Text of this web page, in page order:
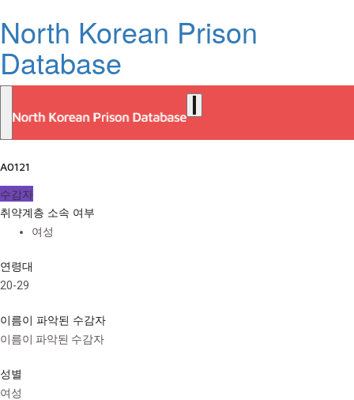
North Korean Prison
Database
A0121
수감자
취약계층 소속 여부
여성
연령대
20-29
이름이 파악된 수감자
이름이 파악된 수감자
성별
여성